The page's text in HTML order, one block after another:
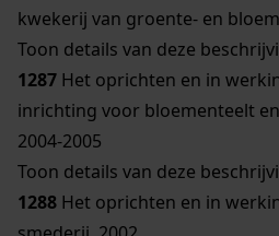
kwekerij van groente- en
Toon details van deze
1287 Het oprichten en in
inrichting voor bloementeelt
2004-2005
Toon details van deze
1288 Het oprichten en in